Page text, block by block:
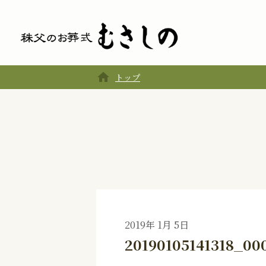
home トップ
2019年 1月 5日